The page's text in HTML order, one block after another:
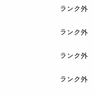
ランク外
ランク外
ランク外
ランク外